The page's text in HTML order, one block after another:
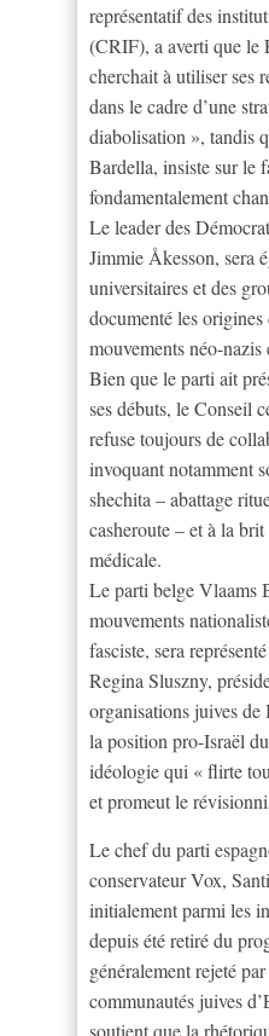
représentatif des
(CRIF), a averti que le
cherchait à utiliser ses
dans le cadre d’une
diabolisation », tandis
Bardella, insiste sur le
fondamentalement
Le leader des
Jimmie Åkesson, sera
universitaires et des
documenté les
mouvements néo-nazis
Bien que le parti ait
ses débuts, le Conseil
refuse toujours de
invoquant notamment
shechita – abattage
casheroute – et à la
médicale.
Le parti belge Vlaams
mouvements
fasciste, sera
Regina Sluszny,
organisations juives
la position pro-Israël
idéologie qui « flirte
et promeut le
Le chef du parti
conservateur Vox,
initialement parmi les
depuis été retiré du
généralement rejeté
communautés juives
soutient que la